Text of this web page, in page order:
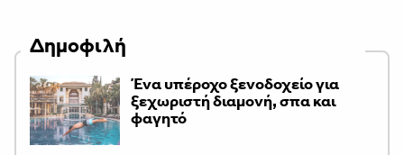
Δημοφιλή
Ένα υπέροχο ξενοδοχείο για
ξεχωριστή διαμονή, σπα και
φαγητό